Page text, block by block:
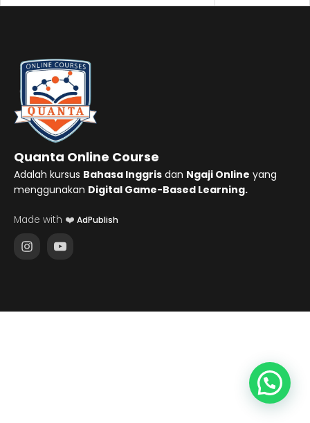
Quanta Online Course
Adalah kursus Bahasa Inggris dan Ngaji Online yang
menggunakan Digital Game-Based Learning.
Made with ❤️ AdPublish